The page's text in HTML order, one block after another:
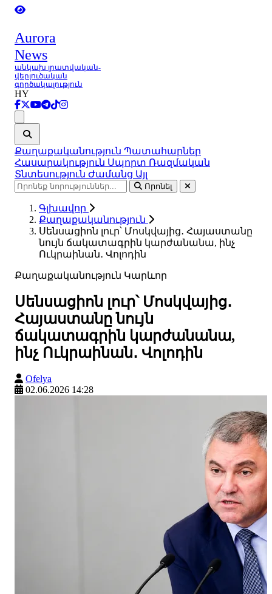
Aurora
News
անկախ լրատվական-
վերլուծական
գործակալություն
HY
Քաղաքականություն Պատահարներ
Հասարակություն Սպորտ Ռազմական
Տնտեսություն Ժամանց Այլ
Որոնել
Գլխավոր
Քաղաքականություն
Սենսացիոն լուր՝ Մոսկվայից․ Հայաստանը
նույն ճակատագրին կարժանանա, ինչ
Ուկրաինան․ Վոլոդին
Քաղաքականություն Կարևոր
Սենսացիոն լուր՝ Մոսկվայից․
Հայաստանը նույն
ճակատագրին կարժանանա,
ինչ Ուկրաինան․ Վոլոդին
Ofelya
02.06.2026 14:28